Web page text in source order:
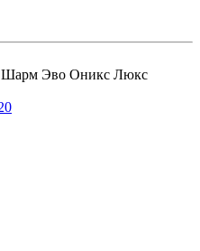
Шарм Эво Оникс Люкс